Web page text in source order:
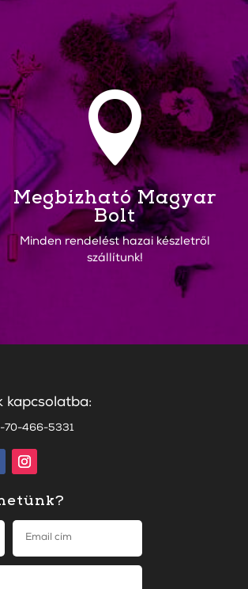

Megbízható Magyar
Bolt
Minden rendelést hazai készletről
szállítunk!
kapcsolatba:
70-466-5331